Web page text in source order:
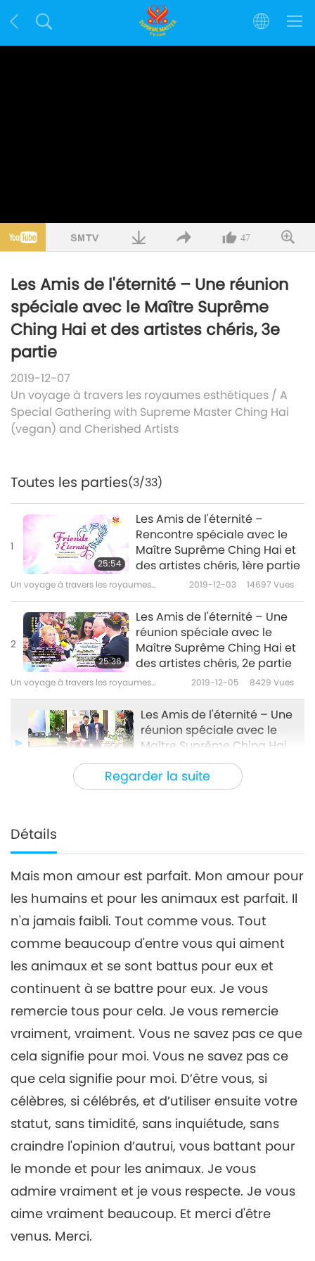
47
Les Amis de l'éternité – Une réunion
spéciale avec le Maître Suprême
Ching Hai et des artistes chéris, 3e
partie
2019-12-07
Un voyage à travers les royaumes esthétiques / A
Special Gathering with Supreme Master Ching Hai
(vegan) and Cherished Artists
Regarder la suite
Toutes les parties(3/33)
1
25:54
Les Amis de l'éternité –
Rencontre spéciale avec le
Maître Suprême Ching Hai et
des artistes chéris, 1ère partie
Un voyage à travers les royaumes
2019-12-03 14697 Vues
2
25:36
Les Amis de l'éternité – Une
réunion spéciale avec le
Maître Suprême Ching Hai et
des artistes chéris, 2e partie
Un voyage à travers les royaumes
2019-12-05 8429 Vues
Les Amis de l'éternité – Une
réunion spéciale avec le
Maître Suprême Ching Hai
et des artistes chéris, 3e
partie
Un voyage à travers les royaumes
2019-12-07
4
30:35
Cherished Artists, Part 4
Un voyage à travers les royaumes
2019-12-10 8321 Vues
5
Friends of Eternity - A Special
Gathering with Supreme
Master Ching Hai and
Cherished Artists, Part 5
esthétiques
2019-12-12
6
26:40
Friends of Eternity - A Special
Master Ching Hai and
Cherished Artists, Part 6
Un voyage à travers les royaumes
esthétiques
2019-12-14 7717
7
23:44
Amis pour l’éternité – un
rassemblement spécial avec
le Maître Suprême Ching Hai
et des artistes chéris, 7e
partie
Un voyage à travers les royaumes
2019-12-17 7784
8
Amis pour l'éternité – Une
réunion spéciale avec le
Détails
Mais mon amour est parfait. Mon amour pour
les humains et pour les animaux est parfait. Il
n'a jamais faibli. Tout comme vous. Tout
comme beaucoup d'entre vous qui aiment
les animaux et se sont battus pour eux et
continuent à se battre pour eux. Je vous
remercie tous pour cela. Je vous remercie
vraiment, vraiment. Vous ne savez pas ce que
cela signifie pour moi. Vous ne savez pas ce
que cela signifie pour moi. D’être vous, si
célèbres, si célébrés, et d’utiliser ensuite votre
statut, sans timidité, sans inquiétude, sans
craindre l'opinion d’autrui, vous battant pour
le monde et pour les animaux. Je vous
admire vraiment et je vous respecte. Je vous
aime vraiment beaucoup. Et merci d'être
venus. Merci.